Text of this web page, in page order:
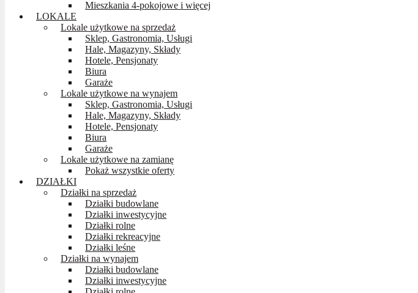
Mieszkania 4-pokojowe i więcej
LOKALE
Lokale użytkowe na sprzedaż
Sklep, Gastronomia, Usługi
Hale, Magazyny, Składy
Hotele, Pensjonaty
Biura
Garaże
Lokale użytkowe na wynajem
Sklep, Gastronomia, Usługi
Hale, Magazyny, Składy
Hotele, Pensjonaty
Biura
Garaże
Lokale użytkowe na zamianę
Pokaż wszystkie oferty
DZIAŁKI
Działki na sprzedaż
Działki budowlane
Działki inwestycyjne
Działki rolne
Działki rekreacyjne
Działki leśne
Działki na wynajem
Działki budowlane
Działki inwestycyjne